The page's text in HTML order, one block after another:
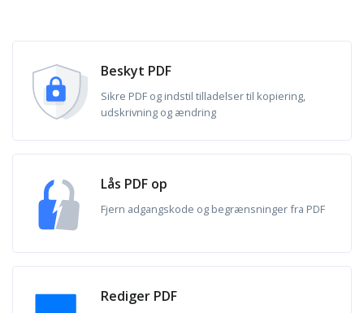
Beskyt PDF
Sikre PDF og indstil tilladelser til kopiering,
udskrivning og ændring
Lås PDF op
Fjern adgangskode og begrænsninger fra PDF
Rediger PDF